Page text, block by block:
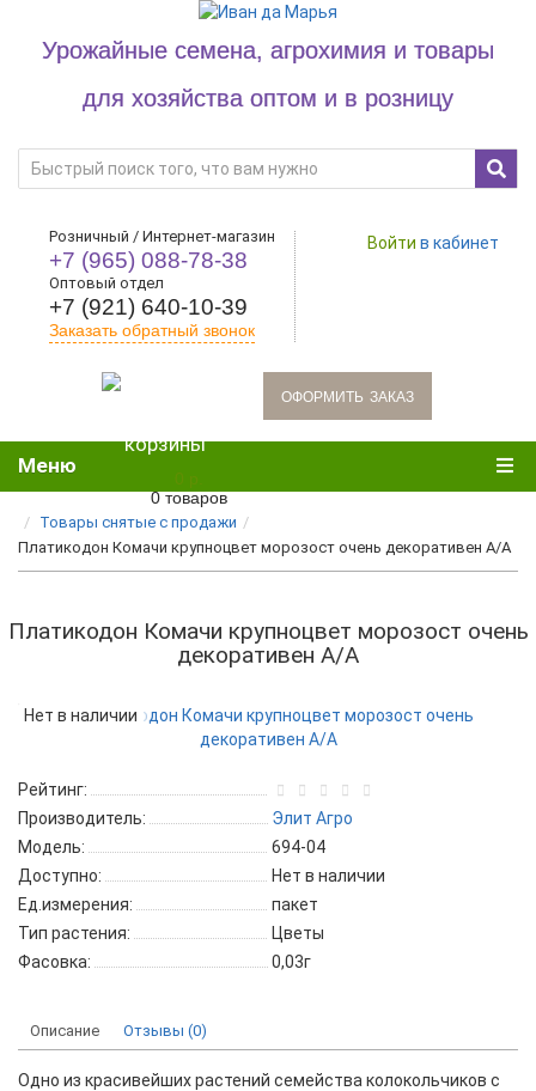
Урожайные семена, агрохимия и товары
для хозяйства оптом и в розницу
Розничный / Интернет-магазин
+7 (965) 088-78-38
Оптовый отдел
+7 (921) 640-10-39
Заказать обратный звонок
Войти в кабинет
oформить заказ
0 товаров
Меню
Товары снятые с продажи
Платикодон Комачи крупноцвет морозост очень декоративен А/А
Платикодон Комачи крупноцвет морозост очень
декоративен А/А
Нет в наличии
Рейтинг:
Производитель:
Элит Агро
Модель:
694-04
Доступно:
Нет в наличии
Ед.измерения:
пакет
Тип растения:
Цветы
Фасовка:
0,03г
Описание Отзывы (0)
Одно из красивейших растений семейства колокольчиков с